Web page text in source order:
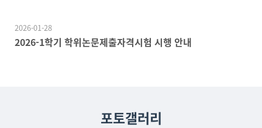
2026-01-28
2026-1학기 학위논문제출자격시험 시행 안내
포토갤러리